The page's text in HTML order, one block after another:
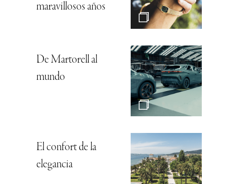
maravillosos años
De Martorell al
mundo
El confort de la
elegancia